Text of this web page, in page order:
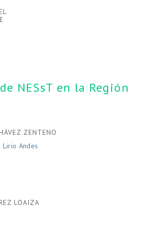
NESsT en la Región
ZENTENO
Andes
LOAIZA